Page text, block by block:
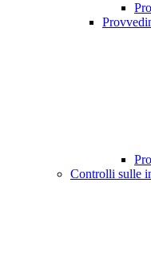
Controlli sulle